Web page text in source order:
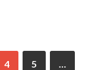
4 5